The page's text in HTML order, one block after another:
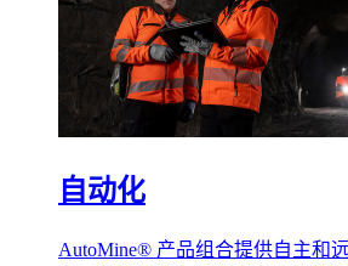
自动化
AutoMine® 产品组合提供自主和